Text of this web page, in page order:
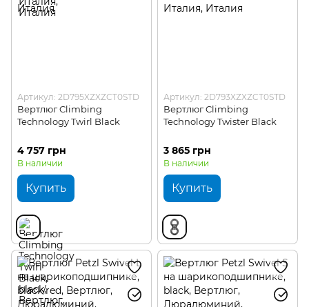
Артикул: 2D795XZXZCT0STD
Вертлюг Climbing
Technology Twirl Black
4 757 грн
В наличии
Купить
Артикул: 2D793XZXZCT0STD
Вертлюг Climbing
Technology Twister Black
3 865 грн
В наличии
Купить